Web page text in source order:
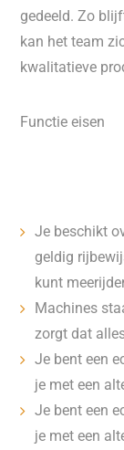
gedeeld. Zo
kan het team
kwalitatieve
Functie eisen
Je beschikt
geldig
kunt
Machines
zorgt dat
Je bent een
je met een
Je bent een
je met een